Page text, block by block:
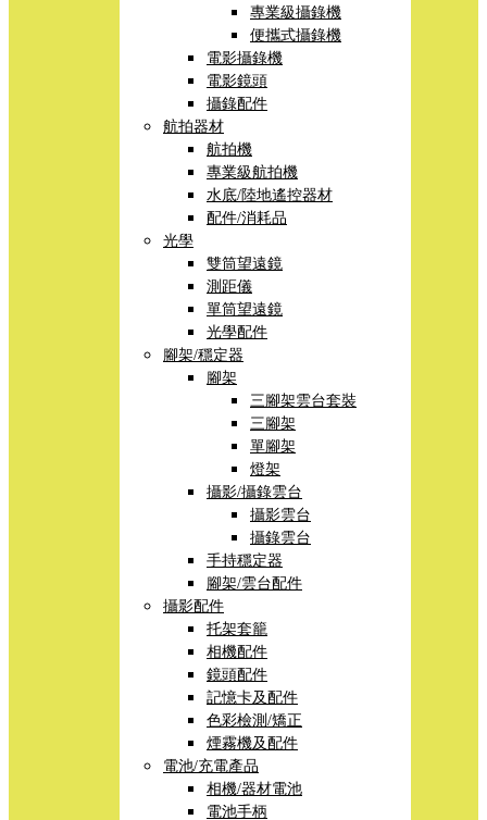
專業級攝錄機
便攜式攝錄機
電影攝錄機
電影鏡頭
攝錄配件
航拍器材
航拍機
專業級航拍機
水底/陸地遙控器材
配件/消耗品
光學
雙筒望遠鏡
測距儀
單筒望遠鏡
光學配件
腳架/穩定器
腳架
三腳架雲台套裝
三腳架
單腳架
燈架
攝影/攝錄雲台
攝影雲台
攝錄雲台
手持穩定器
腳架/雲台配件
攝影配件
托架套籠
相機配件
鏡頭配件
記憶卡及配件
色彩檢測/矯正
煙霧機及配件
電池/充電產品
相機/器材電池
電池手柄